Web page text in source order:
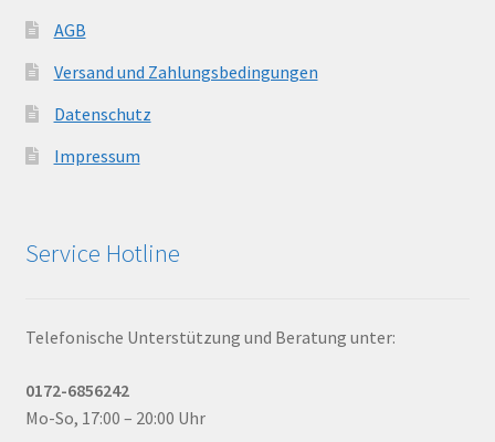
AGB
Versand und Zahlungsbedingungen
Datenschutz
Impressum
Service Hotline
Telefonische Unterstützung und Beratung unter:
0172-6856242
Mo-So, 17:00 – 20:00 Uhr